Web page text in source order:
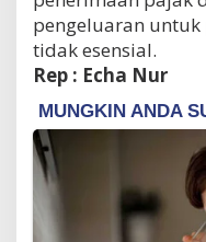
pengeluaran
tidak esensial.
Rep : Echa Nur